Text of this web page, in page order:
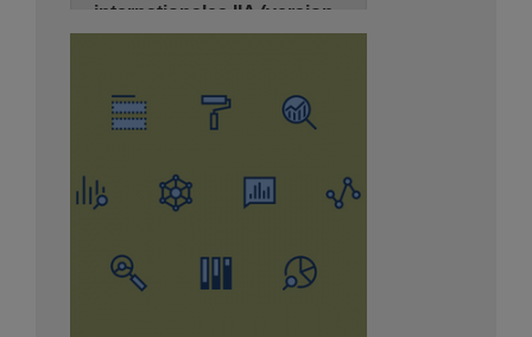
internationales IIA (version
2024)
de 08:30 - 14:00
Se Pré-inscrire Détails